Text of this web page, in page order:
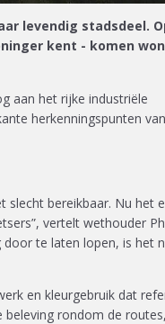
levendig stadsdeel.
kent - komen
aan het rijke industriële
herkenningspunten
slecht bereikbaar. Nu het
vertelt wethouder
te laten lopen, is het
en kleurgebruik dat
beleving rondom de